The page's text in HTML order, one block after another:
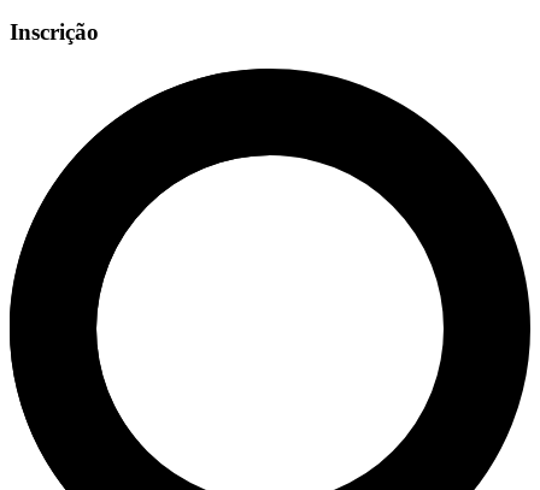
Inscrição